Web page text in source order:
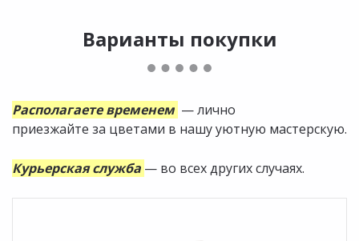
Варианты покупки
Располагаете временем — лично
приезжайте за цветами в нашу уютную мастерскую.
Курьерская служба — во всех других случаях.